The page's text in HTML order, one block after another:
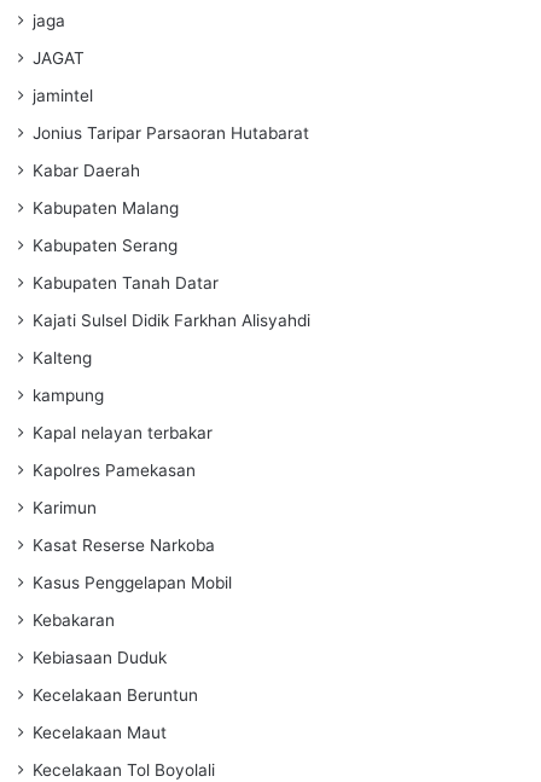
jaga
JAGAT
jamintel
Jonius Taripar Parsaoran Hutabarat
Kabar Daerah
Kabupaten Malang
Kabupaten Serang
Kabupaten Tanah Datar
Kajati Sulsel Didik Farkhan Alisyahdi
Kalteng
kampung
Kapal nelayan terbakar
Kapolres Pamekasan
Karimun
Kasat Reserse Narkoba
Kasus Penggelapan Mobil
Kebakaran
Kebiasaan Duduk
Kecelakaan Beruntun
Kecelakaan Maut
Kecelakaan Tol Boyolali